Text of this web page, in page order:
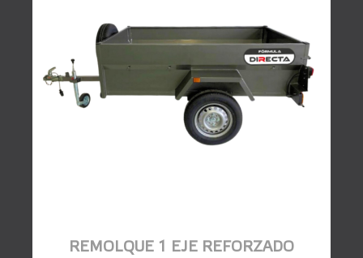
REMOLQUE 1 EJE REFORZADO